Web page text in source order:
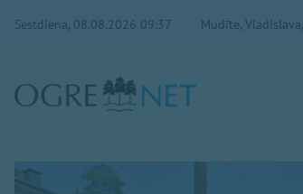
Sestdiena, 08.08.2026 09:37 Mudīte,